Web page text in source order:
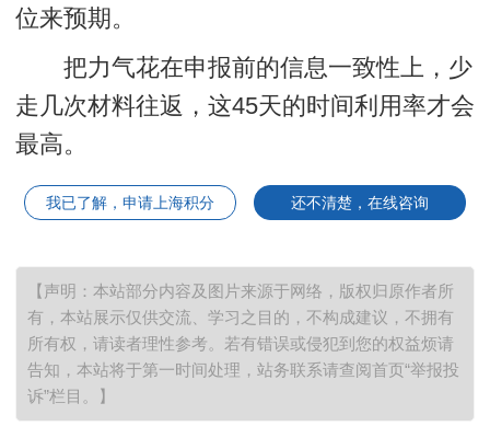
位来预期。
把力气花在申报前的信息一致性上，少
走几次材料往返，这45天的时间利用率才会
最高。
我已了解，申请上海积分 还不清楚，在线咨询
【声明：本站部分内容及图片来源于网络，版权归原作者所
有，本站展示仅供交流、学习之目的，不构成建议，不拥有
所有权，请读者理性参考。若有错误或侵犯到您的权益烦请
告知，本站将于第一时间处理，站务联系请查阅首页“举报投
诉”栏目。】